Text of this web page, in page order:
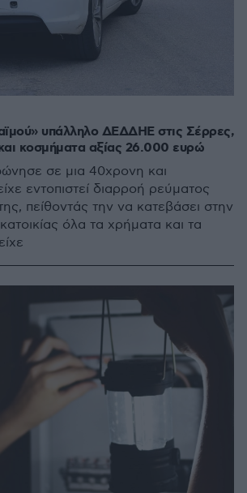
υπάλληλο ΔΕΔΔΗΕ στις Σέρρες,
κοσμήματα αξίας 26.000 ευρώ
σε μια 40χρονη και
εντοπιστεί διαρροή ρεύματος
πείθοντάς την να κατεβάσει στην
όλα τα χρήματα και τα